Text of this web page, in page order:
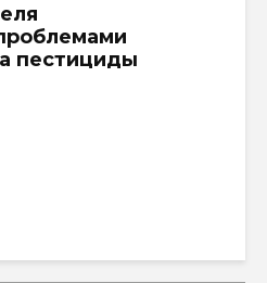
пестициды